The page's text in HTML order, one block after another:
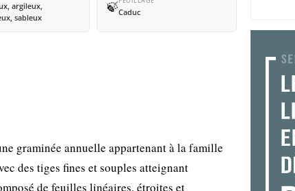
argileux,
sableux
🍃Caduc
graminée annuelle appartenant à la famille
des tiges fines et souples atteignant
de feuilles linéaires, étroites et